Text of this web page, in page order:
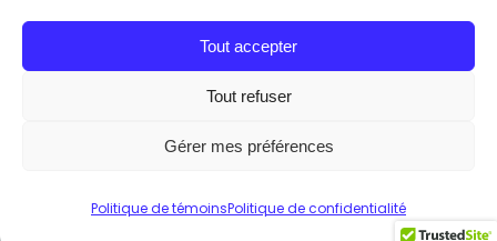
Tout accepter
Tout refuser
Gérer mes préférences
Politique de témoinsPolitique de confidentialité
réservés.